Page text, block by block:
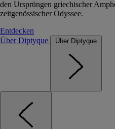
den Ursprüngen griechischer
zeitgenössischer Odyssee.
Entdecken
Über Diptyque
Über Diptyque